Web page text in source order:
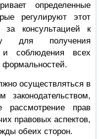
определенные
регулируют этот
консультацией к
для получения
и соблюдения всех
формальностей.
осуществляться в
законодательством,
рассмотрение прав
правовых аспектов,
обеих сторон.